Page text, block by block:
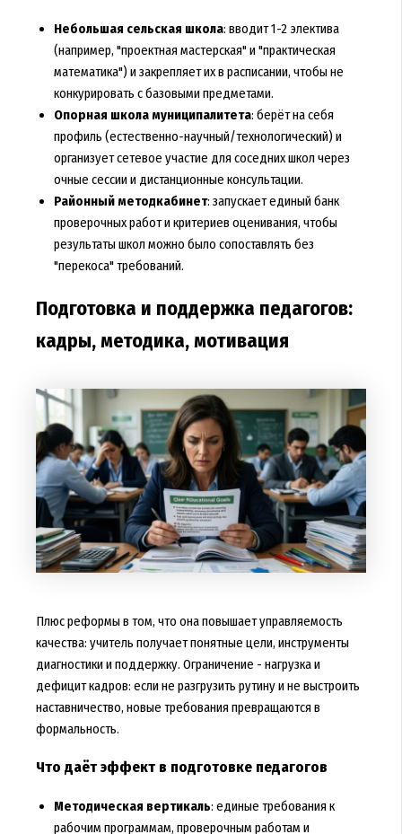
Небольшая сельская школа: вводит 1-2 электива
(например, "проектная мастерская" и "практическая
математика") и закрепляет их в расписании, чтобы не
конкурировать с базовыми предметами.
Опорная школа муниципалитета: берёт на себя
профиль (естественно-научный/технологический) и
организует сетевое участие для соседних школ через
очные сессии и дистанционные консультации.
Районный методкабинет: запускает единый банк
проверочных работ и критериев оценивания, чтобы
результаты школ можно было сопоставлять без
"перекоса" требований.
Подготовка и поддержка педагогов:
кадры, методика, мотивация
Плюс реформы в том, что она повышает управляемость
качества: учитель получает понятные цели, инструменты
диагностики и поддержку. Ограничение - нагрузка и
дефицит кадров: если не разгрузить рутину и не выстроить
наставничество, новые требования превращаются в
формальность.
Что даёт эффект в подготовке педагогов
Методическая вертикаль: единые требования к
рабочим программам, проверочным работам и